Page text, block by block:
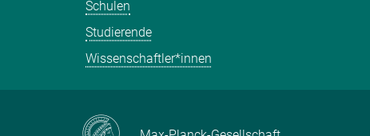
Schulen
Studierende
Wissenschaftler*innen